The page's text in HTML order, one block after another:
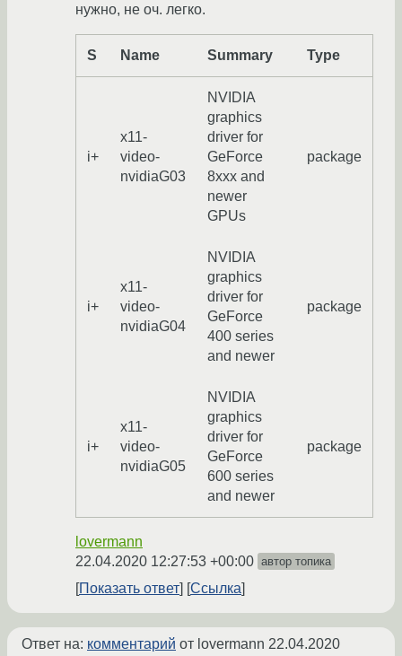
нужно, не оч. легко.
S Name Summary Type
i+
x11-
video-
nvidiaG03
NVIDIA
graphics
driver for
GeForce
8xxx and
newer
GPUs
package
i+
x11-
video-
nvidiaG04
NVIDIA
graphics
driver for
GeForce
400 series
and newer
package
i+
x11-
video-
nvidiaG05
NVIDIA
graphics
driver for
GeForce
600 series
and newer
package
lovermann
22.04.2020 12:27:53 +00:00 автор топика
Показать ответ Ссылка
Ответ на: комментарий от lovermann 22.04.2020